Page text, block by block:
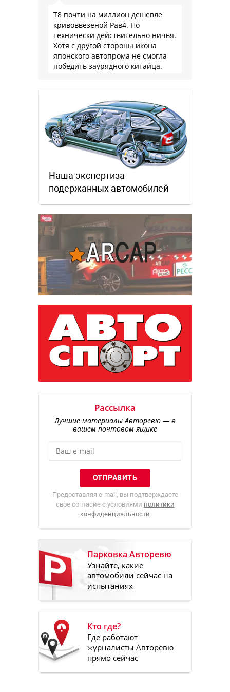
Т8 почти на миллион дешевле
кривоввезеной Рав4. Но
технически действительно ничья.
Хотя с другой стороны икона
японского автопрома не смогла
победить заурядного китайца.
Наша экспертиза
подержанных автомобилей
Рассылка
Лучшие материалы Авторевю — в
вашем почтовом ящике
Предоставляя e-mail, вы подтверждаете
свое согласие с условиями политики
конфиденциальности
Парковка Авторевю
Узнайте, какие
автомобили сейчас на
испытаниях
Кто где?
Где работают
журналисты Авторевю
прямо сейчас